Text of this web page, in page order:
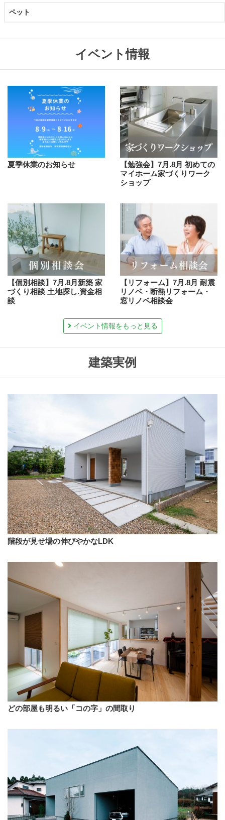
ペット
イベント情報
夏季休業のお知らせ
【勉強会】7月.8月 初めての
マイホーム家づくりワーク
ショップ
【個別相談】7月.8月新築 家
づくり相談 土地探し.資金相
談
【リフォーム】7月.8月 耐震
リノベ・断熱リフォーム・
窓リノベ相談会
イベント情報をもっと見る
建築実例
階段が見せ場の伸びやかなLDK
どの部屋も明るい「コの字」の間取り